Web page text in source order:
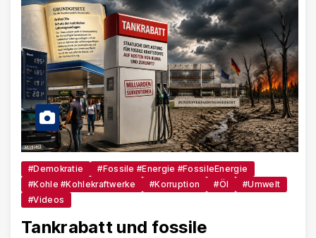
#Demokratie
#Fossile #Energie #FossileEnergie
#Kohle #Kohlekraftwerke
#Korruption #Öl
#Umwelt
#Videos
Tankrabatt und fossile